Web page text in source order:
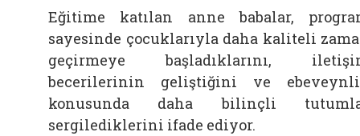
Eğitime katılan anne babalar,
sayesinde çocuklarıyla daha kaliteli
geçirmeye başladıklarını,
becerilerinin geliştiğini ve
konusunda daha bilinçli
sergilediklerini ifade ediyor.